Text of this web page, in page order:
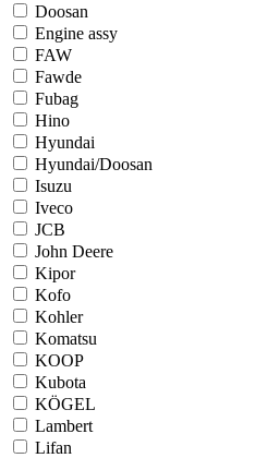
Doosan
Engine assy
FAW
Fawde
Fubag
Hino
Hyundai
Hyundai/Doosan
Isuzu
Iveco
JCB
John Deere
Kipor
Kofo
Kohler
Komatsu
KOOP
Kubota
KÖGEL
Lambert
Lifan